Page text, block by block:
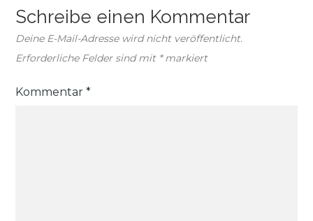
Schreibe einen Kommentar
Deine E-Mail-Adresse wird nicht veröffentlicht.
Erforderliche Felder sind mit *markiert
Kommentar*